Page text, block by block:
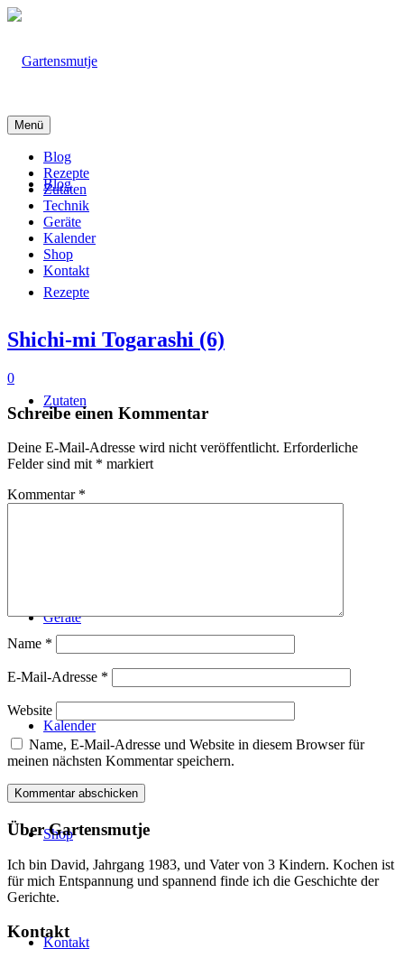
Blog
Rezepte
Zutaten
Technik
Geräte
Kalender
Shop
Kontakt
Menü
Blog
Rezepte
Zutaten
Technik
Geräte
Kalender
Shop
Kontakt
Shichi-mi Togarashi (6)
0
Schreibe einen Kommentar
Deine E-Mail-Adresse wird nicht veröffentlicht. Erforderliche
Felder sind mit * markiert
Kommentar *
Name *
E-Mail-Adresse *
Website
Name, E-Mail-Adresse und Website in diesem Browser für
meinen nächsten Kommentar speichern.
Über Gartensmutje
Ich bin David, Jahrgang 1983, und Vater von 3 Kindern. Kochen ist
für mich Entspannung und spannend finde ich die Geschichte der
Gerichte.
Kontakt